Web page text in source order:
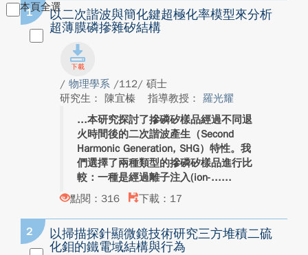
本頁全選
1
以二次諧波與簡化鍵超極化率模型來分析
超薄膜磷摻雜矽結構
/ 物理學系 /112/ 碩士
研究生： 陳宜榛
指導教授： 羅光耀
本研究探討了摻磷矽樣品經過不同退
火時間後的二次諧波產生（Second
Harmonic Generation, SHG）特性。我
們選擇了兩種類型的摻磷矽樣品進行比
較：一種是經過離子注入(ion-...
點閱：316
下載：17
2
以掃描探針顯微鏡技術研究三方堆積二硫
化鉬的鐵電域結構與行為